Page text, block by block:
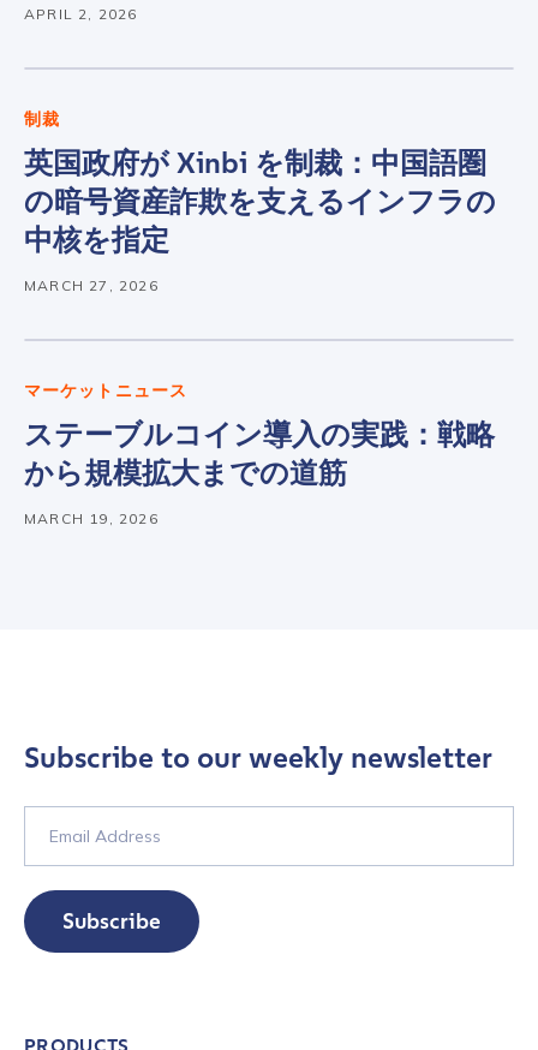
APRIL 2, 2026
制裁
英国政府が Xinbi を制裁：中国語圏
の暗号資産詐欺を支えるインフラの
中核を指定
MARCH 27, 2026
マーケットニュース
ステーブルコイン導入の実践：戦略
から規模拡大までの道筋
MARCH 19, 2026
Role Function
Role Level
*
Organization Type
to send you information on Chainalysis products,
services, events, and news. Your personal data will
be handled in accordance with the
privacy policy
Subscribe to our weekly newsletter
Subscribe